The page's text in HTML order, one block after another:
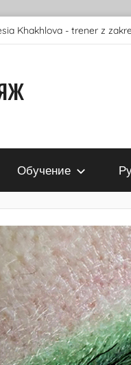
Khakhlova - trener z
Обучение